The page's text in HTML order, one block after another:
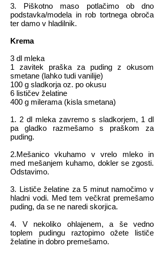
3. Piškotno maso potlačimo ob dno
podstavka/modela in rob tortnega obroča
ter damo v hladilnik.
Krema
3 dl mleka
1 zavitek praška za puding z okusom
smetane (lahko tudi vanilije)
100 g sladkorja oz. po okusu
6 lističev želatine
400 g milerama (kisla smetana)
1. 2 dl mleka zavremo s sladkorjem, 1 dl
pa gladko razmešamo s praškom za
puding.
2.Mešanico vkuhamo v vrelo mleko in
med mešanjem kuhamo, dokler se zgosti.
Odstavimo.
3. Lističe želatine za 5 minut namočimo v
hladni vodi. Med tem večkrat premešamo
puding, da se ne naredi skorjica.
4. V nekoliko ohlajenem, a še vedno
toplem pudingu raztopimo ožete lističe
želatine in dobro premešamo.